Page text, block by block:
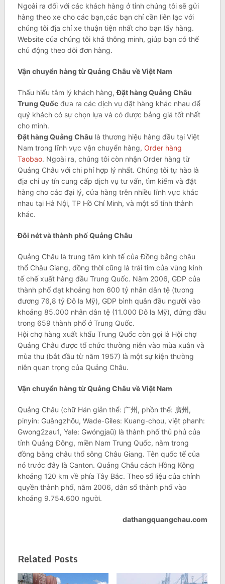
Ngoài ra đối với các khách hàng ở tỉnh chúng tôi sẽ gửi
hàng theo xe cho các bạn,các bạn chỉ cần liên lạc với
chúng tôi địa chỉ xe thuận tiện nhất cho bạn lấy hàng.
Website của chúng tôi khá thông minh, giúp bạn có thể
chủ động theo dõi đơn hàng.
Vận chuyển hàng từ Quảng Châu về Việt Nam
Thấu hiểu tâm lý khách hàng,Đặt hàng Quảng Châu
Trung Quốcđưa ra các dịch vụ đặt hàng khác nhau để
quý khách có sự chọn lựa và có được bảng giá tốt nhất
cho mình.
Đặt hàng Quảng Châu là thương hiệu hàng đầu tại Việt
Nam trong lĩnh vực vận chuyển hàng, Order hàng
Taobao. Ngoài ra, chúng tôi còn nhận Order hàng từ
Quảng Châu với chi phí hợp lý nhất. Chúng tôi tự hào là
địa chỉ uy tín cung cấp dịch vụ tư vấn, tìm kiếm và đặt
hàng cho các đại lý, cửa hàng trên nhiều lĩnh vực khác
nhau tại Hà Nội, TP Hồ Chí Minh, và một số tỉnh thành
khác.
Đôi nét và thành phố Quảng Châu
Quảng Châu là trung tâm kinh tế của Đồng bằng châu
thổ Châu Giang, đồng thời cũng là trái tim của vùng kinh
tế chế xuất hàng đầu Trung Quốc. Năm 2006, GDP của
thành phố đạt khoảng hơn 600 tỷ nhân dân tệ (tương
đương 76,8 tỷ Đô la Mỹ), GDP bình quân đầu người vào
khoảng 85.000 nhân dân tệ (11.000 Đô la Mỹ), đứng đầu
trong 659 thành phố ở Trung Quốc.
Hội chợ hàng xuất khẩu Trung Quốc còn gọi là Hội chợ
Quảng Châu được tổ chức thường niên vào mùa xuân và
mùa thu (bắt đầu từ năm 1957) là một sự kiện thường
niên quan trọng của Quảng Châu.
Vận chuyển hàng từ Quảng Châu về Việt Nam
Quảng Châu (chữ Hán giản thể: 广州, phồn thể: 廣州,
pinyin: Guǎngzhōu, Wade-Giles: Kuang-chou, việt phanh:
Gwong2zau1, Yale: Gwóngjaū) là thành phố thủ phủ của
tỉnh Quảng Đông, miền Nam Trung Quốc, nằm trong
đồng bằng châu thổ sông Châu Giang. Tên quốc tế của
nó trước đây là Canton. Quảng Châu cách Hồng Kông
khoảng 120 km về phía Tây Bắc. Theo số liệu của chính
quyền thành phố, năm 2006, dân số thành phố vào
khoảng 9.754.600 người.
dathangquangchau.com
Related Posts